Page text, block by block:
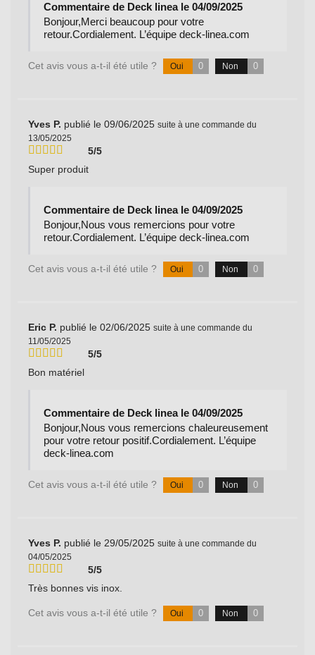
Commentaire de Deck linea le 04/09/2025
Bonjour,Merci beaucoup pour votre
retour.Cordialement. L’équipe deck-linea.com
Cet avis vous a-t-il été utile ? Oui 0 Non 0
Yves P. publié le 09/06/2025 suite à une commande du
13/05/2025
5/5
Super produit
Commentaire de Deck linea le 04/09/2025
Bonjour,Nous vous remercions pour votre
retour.Cordialement. L’équipe deck-linea.com
Cet avis vous a-t-il été utile ? Oui 0 Non 0
Eric P. publié le 02/06/2025 suite à une commande du
11/05/2025
5/5
Bon matériel
Commentaire de Deck linea le 04/09/2025
Bonjour,Nous vous remercions chaleureusement
pour votre retour positif.Cordialement. L’équipe
deck-linea.com
Cet avis vous a-t-il été utile ? Oui 0 Non 0
Yves P. publié le 29/05/2025 suite à une commande du
04/05/2025
5/5
Très bonnes vis inox.
Cet avis vous a-t-il été utile ? Oui 0 Non 0